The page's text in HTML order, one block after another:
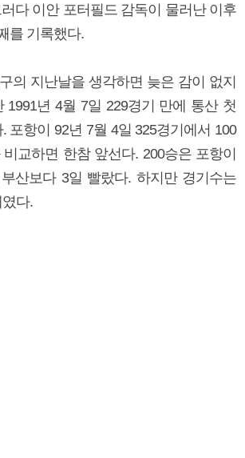
다 이안 포터필드 감독이 물러난 이후
를 기록했다.
의 지난날을 생각하면 늦은 감이 없지
1991년 4월 7일 229경기 만에 통산 첫
포항이 92년 7월 4일 325경기에서 100
교하면 한참 앞선다. 200승은 포항이
산보다 3일 빨랐다. 하지만 경기수는
다.